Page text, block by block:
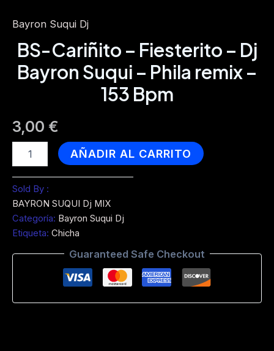
Bayron Suqui Dj
BS-Cariñito – Fiesterito – Dj
Bayron Suqui – Phila remix –
153 Bpm
3,00 €
Cariñito
Fiesterito
Dj
Bayron
Suqui
Phila
Bpm
AÑADIR AL CARRITO
Sold By :
BAYRON SUQUI Dj MIX
Categoría: Bayron Suqui Dj
Etiqueta: Chicha
Guaranteed Safe Checkout